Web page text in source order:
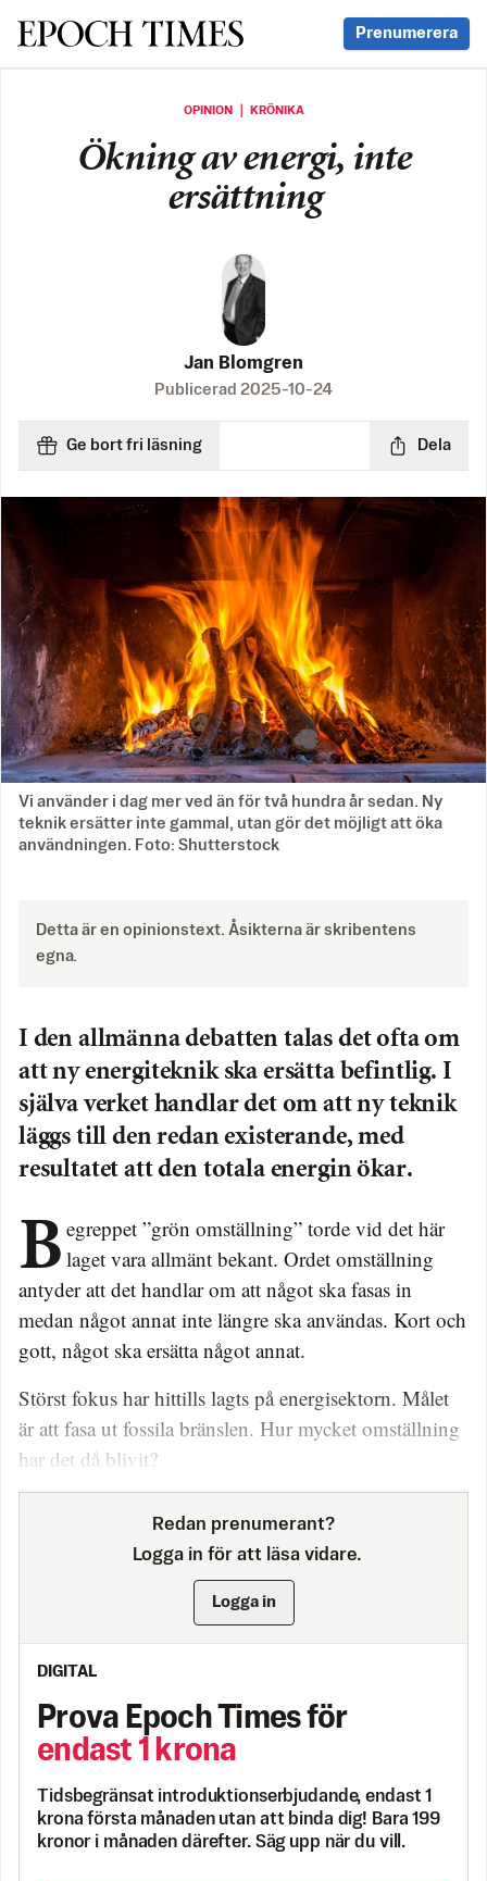
Svenska Epoch Times Prenumerera
OPINION ｜ KRÖNIKA
Ökning av energi, inte
ersättning
Jan Blomgren
Publicerad 2025-10-24
Ge bort fri läsning Dela
Vi använder i dag mer ved än för två hundra år sedan. Ny
teknik ersätter inte gammal, utan gör det möjligt att öka
användningen. Foto: Shutterstock
Detta är en opinionstext. Åsikterna är skribentens
egna.
I den allmänna debatten talas det ofta om
att ny energiteknik ska ersätta befintlig. I
själva verket handlar det om att ny teknik
läggs till den redan existerande, med
resultatet att den totala energin ökar.
Begreppet ”grön omställning” torde vid det här laget vara allmänt bekant. Ordet omställning
antyder att det handlar om att något ska fasas in
medan något annat inte längre ska användas. Kort och
gott, något ska ersätta något annat.
Störst fokus har hittills lagts på energisektorn. Målet
är att fasa ut fossila bränslen. Hur mycket omställning
har det då blivit?
Redan prenumerant?
Logga in för att läsa vidare.
Logga in
DIGITAL
Prova Epoch Times för
endast 1 krona
Tidsbegränsat introduktionserbjudande, endast 1
krona första månaden utan att binda dig! Bara 199
kronor i månaden därefter. Säg upp när du vill.